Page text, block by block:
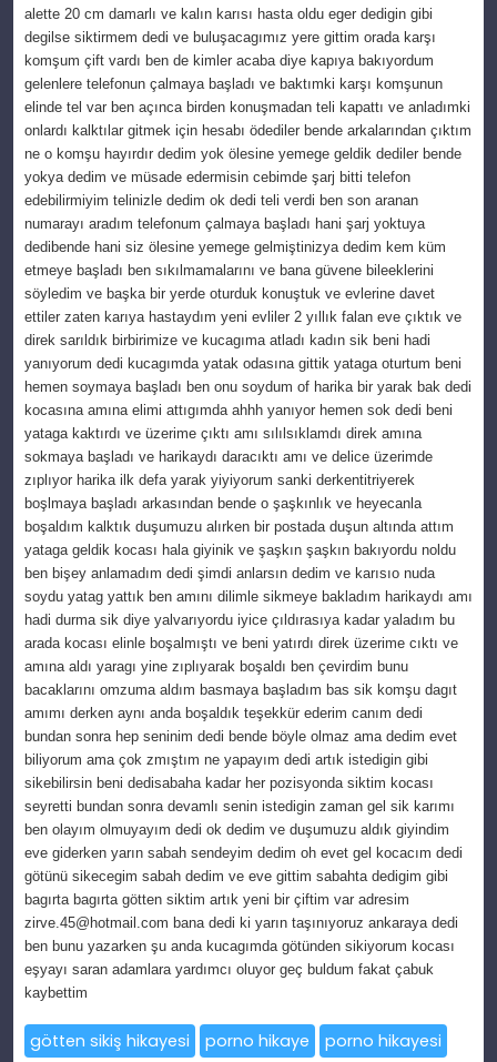
alette 20 cm damarlı ve kalın karısı hasta oldu eger dedigin gibi
degilse siktirmem dedi ve buluşacagımız yere gittim orada karşı
komşum çift vardı ben de kimler acaba diye kapıya bakıyordum
gelenlere telefonun çalmaya başladı ve baktımki karşı komşunun
elinde tel var ben açınca birden konuşmadan teli kapattı ve anladımki
onlardı kalktılar gitmek için hesabı ödediler bende arkalarından çıktım
ne o komşu hayırdır dedim yok ölesine yemege geldik dediler bende
yokya dedim ve müsade edermisin cebimde şarj bitti telefon
edebilirmiyim telinizle dedim ok dedi teli verdi ben son aranan
numarayı aradım telefonum çalmaya başladı hani şarj yoktuya
dedibende hani siz ölesine yemege gelmiştinizya dedim kem küm
etmeye başladı ben sıkılmamalarını ve bana güvene bileeklerini
söyledim ve başka bir yerde oturduk konuştuk ve evlerine davet
ettiler zaten karıya hastaydım yeni evliler 2 yıllık falan eve çıktık ve
direk sarıldık birbirimize ve kucagıma atladı kadın sik beni hadi
yanıyorum dedi kucagımda yatak odasına gittik yataga oturtum beni
hemen soymaya başladı ben onu soydum of harika bir yarak bak dedi
kocasına amına elimi attıgımda ahhh yanıyor hemen sok dedi beni
yataga kaktırdı ve üzerime çıktı amı sılılsıklamdı direk amına
sokmaya başladı ve harikaydı daracıktı amı ve delice üzerimde
zıplıyor harika ilk defa yarak yiyiyorum sanki derkentitriyerek
boşlmaya başladı arkasından bende o şaşkınlık ve heyecanla
boşaldım kalktık duşumuzu alırken bir postada duşun altında attım
yataga geldik kocası hala giyinik ve şaşkın şaşkın bakıyordu noldu
ben bişey anlamadım dedi şimdi anlarsın dedim ve karısıo nuda
soydu yatag yattık ben amını dilimle sikmeye bakladım harikaydı amı
hadi durma sik diye yalvarıyordu iyice çıldırasıya kadar yaladım bu
arada kocası elinle boşalmıştı ve beni yatırdı direk üzerime cıktı ve
amına aldı yaragı yine zıplıyarak boşaldı ben çevirdim bunu
bacaklarını omzuma aldım basmaya başladım bas sik komşu dagıt
amımı derken aynı anda boşaldık teşekkür ederim canım dedi
bundan sonra hep seninim dedi bende böyle olmaz ama dedim evet
biliyorum ama çok zmıştım ne yapayım dedi artık istedigin gibi
sikebilirsin beni dedisabaha kadar her pozisyonda siktim kocası
seyretti bundan sonra devamlı senin istedigin zaman gel sik karımı
ben olayım olmuyayım dedi ok dedim ve duşumuzu aldık giyindim
eve giderken yarın sabah sendeyim dedim oh evet gel kocacım dedi
götünü sikecegim sabah dedim ve eve gittim sabahta dedigim gibi
bagırta bagırta götten siktim artık yeni bir çiftim var adresim
zirve.45@hotmail.com bana dedi ki yarın taşınıyoruz ankaraya dedi
ben bunu yazarken şu anda kucagımda götünden sikiyorum kocası
eşyayı saran adamlara yardımcı oluyor geç buldum fakat çabuk
kaybettim
götten sikiş hikayesi porno hikaye porno hikayesi